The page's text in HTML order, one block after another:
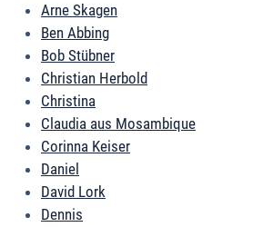
Arne Skagen
Ben Abbing
Bob Stübner
Christian Herbold
Christina
Claudia aus Mosambique
Corinna Keiser
Daniel
David Lork
Dennis